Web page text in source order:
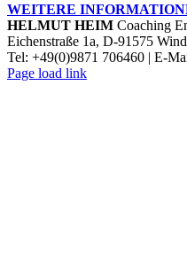
WEITERE
HELMUT HEIM Coaching
Eichenstraße 1a, D-91575
Tel: +49(0)9871 706460 | E-
Twitter
Facebook
LinkedIn
Xing
Instagram
Page load link